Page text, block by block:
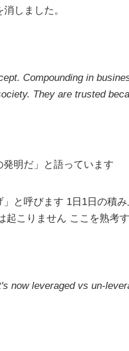
しました。
Compounding in
They are trusted
明だ」と語っています
と呼びます 1日1日の積
起こりません ここを熟考
now leveraged vs un-